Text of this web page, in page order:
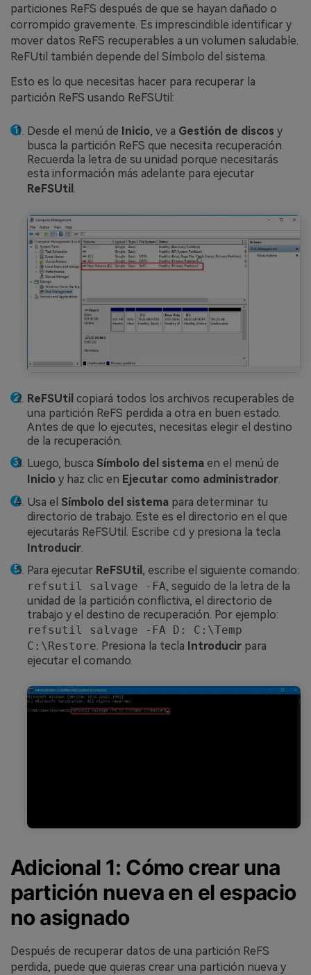
particiones ReFS después de que se hayan dañado o
corrompido gravemente. Es imprescindible identificar y
mover datos ReFS recuperables a un volumen saludable.
ReFUtil también depende del Símbolo del sistema.
Esto es lo que necesitas hacer para recuperar la
partición ReFS usando ReFSUtil:
Desde el menú de Inicio, ve a Gestión de discos y
busca la partición ReFS que necesita recuperación.
Recuerda la letra de su unidad porque necesitarás
esta información más adelante para ejecutar
ReFSUtil .
ReFSUtil copiará todos los archivos recuperables de
una partición ReFS perdida a otra en buen estado.
Antes de que lo ejecutes, necesitas elegir el destino
de la recuperación.
Luego, busca Símbolo del sistema en el menú de
Inicio y haz clic en Ejecutar como administrador.
Usa el Símbolo del sistema para determinar tu
directorio de trabajo. Este es el directorio en el que
ejecutarás ReFSUtil. Escribe cd y presiona la tecla
Introducir
Para ejecutar ReFSUtil , escribe el siguiente comando:
refsutil salvage -FA, seguido de la letra de la
unidad de la partición conflictiva, el directorio de
trabajo y el destino de recuperación. Por ejemplo:
refsutil salvage -FA D: C:\Temp
C:\Restore. Presiona la tecla Introducir para
ejecutar el comando.󠀲󠀡󠀢󠀩󠀨󠀧󠀩󠀤󠀩󠀳󠀰
Adicional 1: Cómo crear una
partición nueva en el espacio
no asignado
Después de recuperar datos de una partición ReFS
perdida, puede que quieras crear una partición nueva y